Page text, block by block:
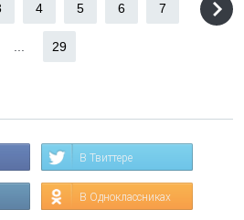
4 5 6 7
29
В Твиттере
В Одноклассниках